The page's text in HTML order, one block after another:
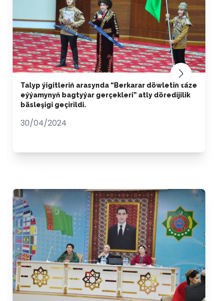
Talyp ýigitleriň arasynda “Berkarar döwletiň täze
eýýamynyň bagtyýar gerçekleri” atly döredijilik
bäsleşigi geçirildi.
30/04/2024